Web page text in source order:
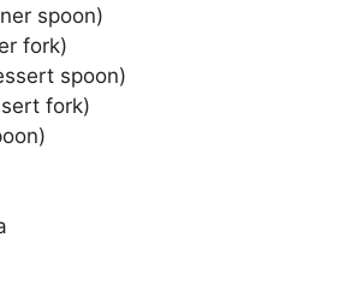
spoon)
fork)
spoon)
fork)